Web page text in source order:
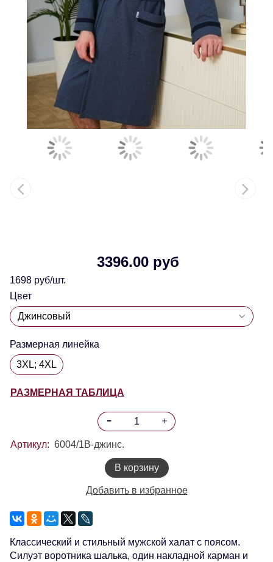
3396.00 руб
1698 руб/шт.
Цвет
Размерная линейка
3XL; 4XL
РАЗМЕРНАЯ ТАБЛИЦА
Артикул: 6004/1В-джинс.
В корзину
Добавить в избранное
Классический и стильный мужской халат с поясом.
Силуэт воротника шалька, один накладной карман и